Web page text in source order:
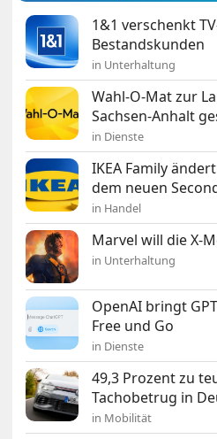
1&1 verschenkt
Bestandskunden
in Unterhaltung
Wahl-O-Mat zur
Sachsen-Anhalt
in Dienste
IKEA Family
dem neuen
in Handel
Marvel will die X-
in Unterhaltung
OpenAI bringt
Free und Go
in Dienste
49,3 Prozent zu
Tachobetrug in
in Mobilität